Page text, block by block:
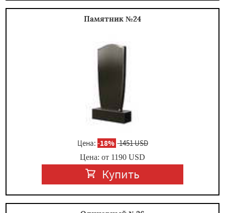
Памятник №24
Цена: -18% 1451 USD
Цена: от 1190 USD
Купить